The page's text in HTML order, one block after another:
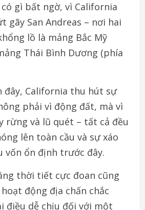
gì bất ngờ, vì California
gãy San Andreas – nơi hai
lồ là mảng Bắc Mỹ
Thái Bình Dương (phía
đây, California thu hút sự
phải vì động đất, mà vì
rừng và lũ quét – tất cả đều
lên toàn cầu và sự xáo
vốn ổn định trước đây.
thời tiết cực đoan cũng
động địa chấn chắc
điều dễ chịu đối với một